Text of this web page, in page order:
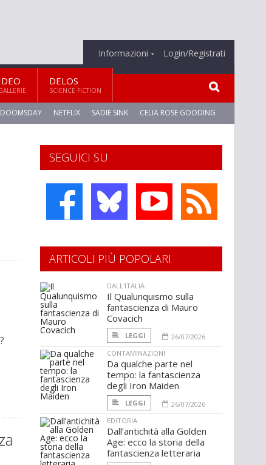
Informazioni Login/Registrati
DELOS
SCIENCE FICTION
DOOMSDAY NETFLIX SADIE SINK CELIA ROSE GOODING
SEGUICI SU
ARTICOLI PIÙ POPOLARI
DALL'ITALIA
Il Qualunquismo sulla
fantascienza di Mauro
Covacich
LEGGI
26/07/2026
CONTAMINAZIONI
Da qualche parte nel
tempo: la fantascienza
degli Iron Maiden
LEGGI
26/07/2026
EDITORIA
Dall’antichità alla Golden
Age: ecco la storia della
fantascienza letteraria